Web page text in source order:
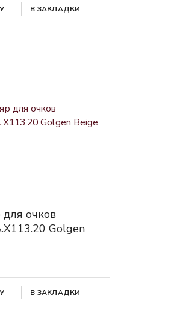
В ЗАКЛАДКИ
очков
Golgen
В ЗАКЛАДКИ